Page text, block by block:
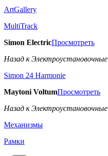
ArtGallery
MultiTrack
Simon ElectricПросмотреть
Назад к Электроустановочные
Simon 24 Harmonie
Maytoni VoltumПросмотреть
Назад к Электроустановочные
Механизмы
Рамки